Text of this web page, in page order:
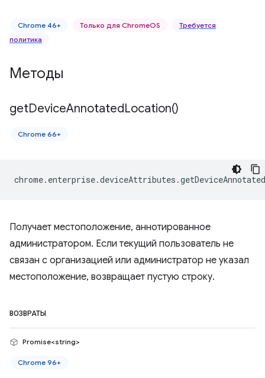
Chrome 46+ Только для ChromeOS
Требуется
политика
Методы
getDeviceAnnotatedLocation()
Chrome 66+
chrome. enterprise.deviceAttributes .
Получает местоположение, аннотированное
администратором. Если текущий пользователь не
связан с организацией или администратор не указал
местоположение, возвращает пустую строку.
ВОЗВРАТЫ
Promise<string>
Chrome 96+